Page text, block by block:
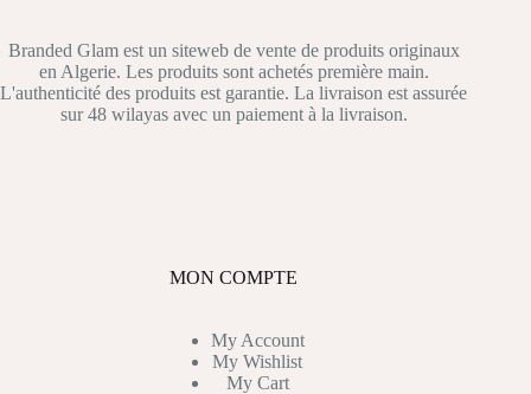
Branded Glam est un siteweb de vente de produits originaux
en Algerie. Les produits sont achetés première main.
L'authenticité des produits est garantie. La livraison est assurée
sur 48 wilayas avec un paiement à la livraison.
MON COMPTE
My Account
My Wishlist
My Cart